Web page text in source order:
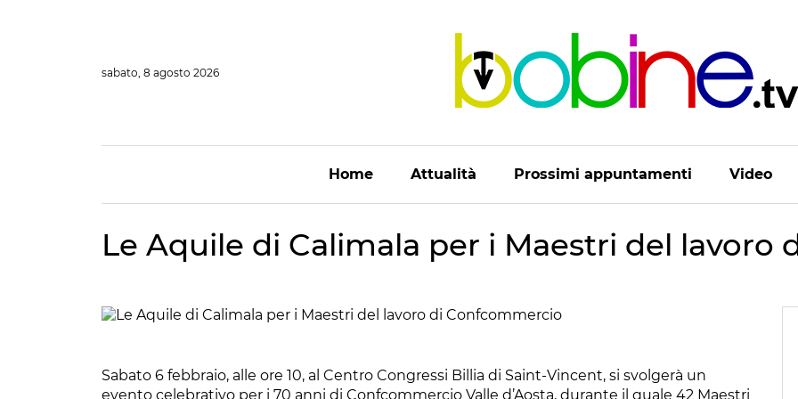
sabato, 8 agosto 2026
Home Attualità Prossimi appuntamenti Video
Le Aquile di Calimala per i Maestri del lavoro
Sabato 6 febbraio, alle ore 10, al Centro Congressi Billia di Saint-Vincent, si svolgerà un
evento celebrativo per i 70 anni di Confcommercio Valle d’Aosta, durante il quale 42 Maestri